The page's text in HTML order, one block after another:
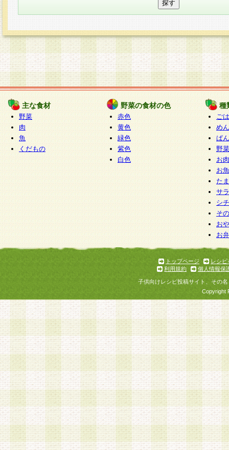
主な食材
野菜
肉
魚
くだもの
野菜の食材の色
赤色
黄色
緑色
紫色
白色
種
ご
めん
ぱん
野
お
お
た
サ
シ
そ
お
お
トップページ
レシピ
利用規約
個人情報保
子供向けレシピ投稿サイト、その
Copyright